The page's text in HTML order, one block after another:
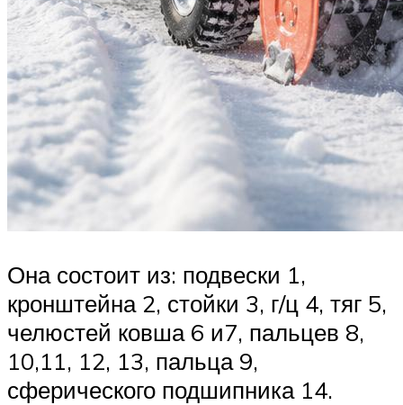
Она состоит из: подвески 1,
кронштейна 2, стойки 3, г/ц 4, тяг 5,
челюстей ковша 6 и7, пальцев 8,
10,11, 12, 13, пальца 9,
сферического подшипника 14.